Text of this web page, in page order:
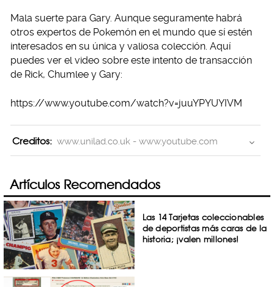
Mala suerte para Gary. Aunque seguramente habrá
otros expertos de Pokemón en el mundo que sí estén
interesados en su única y valiosa colección. Aquí
puedes ver el video sobre este intento de transacción
de Rick, Chumlee y Gary:
https://www.youtube.com/watch?v=juuYPYUYIVM
Creditos: www.unilad.co.uk - www.youtube.com
Artículos Recomendados
Las 14 Tarjetas coleccionables
de deportistas más caras de la
historia; ¡valen millones!